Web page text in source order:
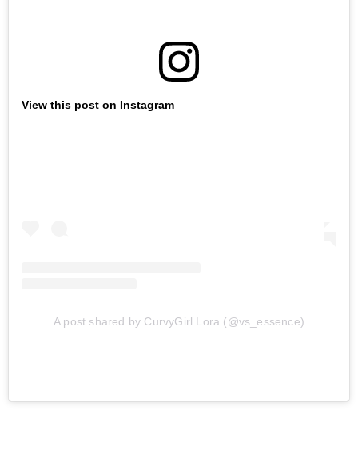
View this post on Instagram
A post shared by CurvyGirl Lora (@vs_essence)